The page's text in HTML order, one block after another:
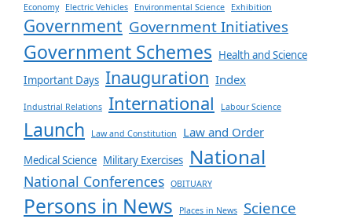
Economy Electric Vehicles Environmental Science Exhibition
Government Government Initiatives
Government Schemes Health and Science
Important Days Inauguration Index
Industrial Relations International Labour Science
Launch Law and Constitution Law and Order
Medical Science Military Exercises National
National Conferences OBITUARY
Persons in News Places in News
Science